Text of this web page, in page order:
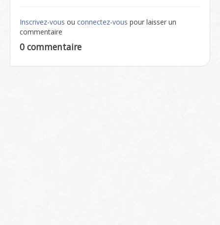
Inscrivez-vous ou connectez-vous pour laisser un
commentaire
0 commentaire